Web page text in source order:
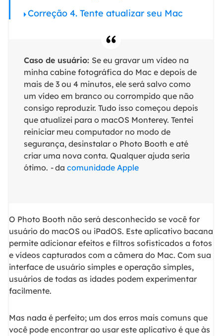
Correção 4. Tente atualizar seu Mac
Caso de usuário: Se eu gravar um vídeo na
minha cabine fotográfica do Mac e depois de
mais de 3 ou 4 minutos, ele será salvo como
um vídeo em branco ou corrompido que não
consigo reproduzir. Tudo isso começou depois
que atualizei para o macOS Monterey. Tentei
reiniciar meu computador no modo de
segurança, desinstalar o Photo Booth e até
criar uma nova conta. Qualquer ajuda seria
ótimo. -da comunidade Apple
O Photo Booth não será desconhecido se você for
usuário do macOS ou iPadOS. Este aplicativo bacana
permite adicionar efeitos e filtros sofisticados a fotos
e vídeos capturados com a câmera do Mac. Com sua
interface de usuário simples e operação simples,
usuários de todas as idades podem experimentar
facilmente.
Mas nada é perfeito; um dos erros mais comuns que
você pode encontrar ao usar este aplicativo é que às